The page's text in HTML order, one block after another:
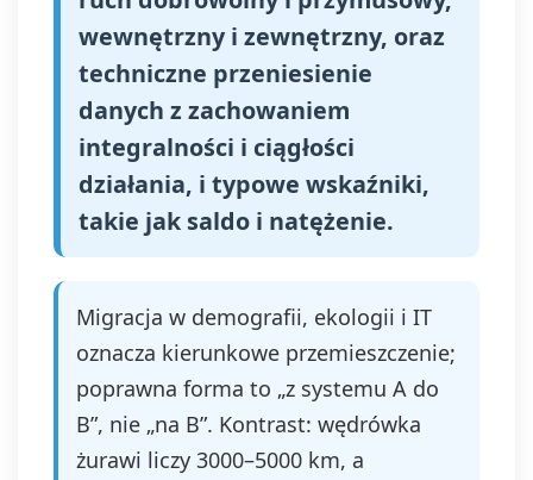
wewnętrzny i zewnętrzny, oraz
techniczne przeniesienie
danych z zachowaniem
integralności i ciągłości
działania, i typowe wskaźniki,
takie jak saldo i natężenie.
Migracja w demografii, ekologii i IT
oznacza kierunkowe przemieszczenie;
poprawna forma to „z systemu A do
B”, nie „na B”. Kontrast: wędrówka
żurawi liczy 3000–5000 km, a